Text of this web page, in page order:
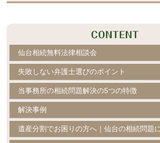
仙台相続無料法律相談会
失敗しない弁護士選びのポイント
当事務所の相続問題解決の5つの特徴
解決事例
遺産分割でお困りの方へ｜仙台の相続問題